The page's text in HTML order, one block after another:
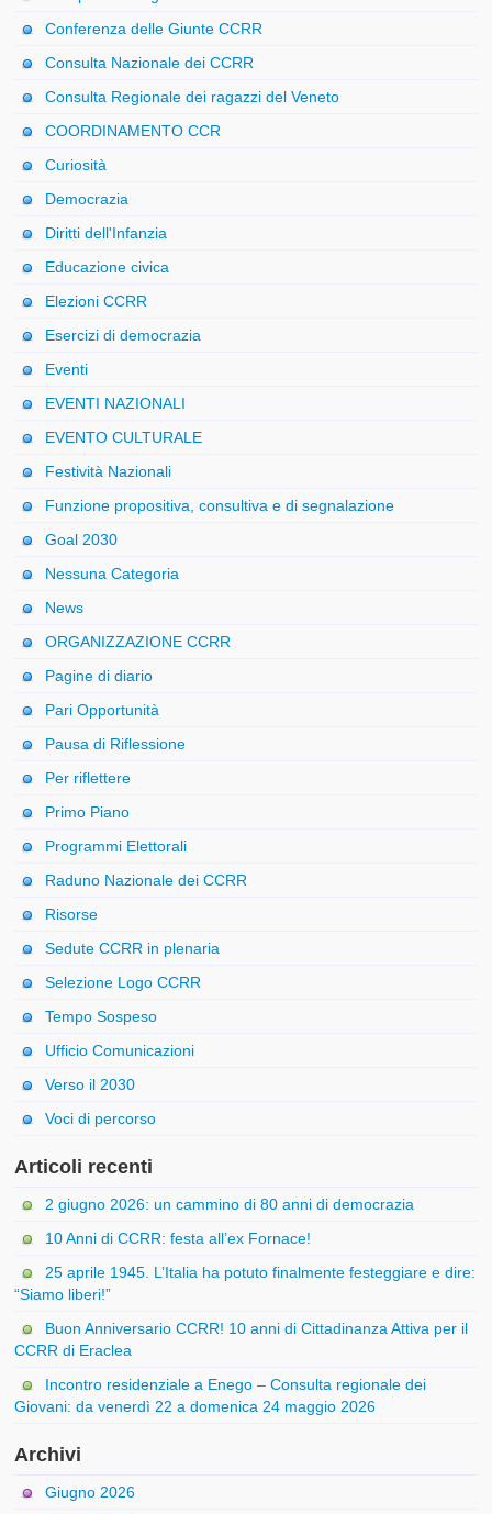
Conferenza delle Giunte CCRR
Consulta Nazionale dei CCRR
Consulta Regionale dei ragazzi del Veneto
COORDINAMENTO CCR
Curiosità
Democrazia
Diritti dell'Infanzia
Educazione civica
Elezioni CCRR
Esercizi di democrazia
Eventi
EVENTI NAZIONALI
EVENTO CULTURALE
Festività Nazionali
Funzione propositiva, consultiva e di segnalazione
Goal 2030
Nessuna Categoria
News
ORGANIZZAZIONE CCRR
Pagine di diario
Pari Opportunità
Pausa di Riflessione
Per riflettere
Primo Piano
Programmi Elettorali
Raduno Nazionale dei CCRR
Risorse
Sedute CCRR in plenaria
Selezione Logo CCRR
Tempo Sospeso
Ufficio Comunicazioni
Verso il 2030
Voci di percorso
Articoli recenti
2 giugno 2026: un cammino di 80 anni di democrazia
10 Anni di CCRR: festa all’ex Fornace!
25 aprile 1945. L’Italia ha potuto finalmente festeggiare e dire:
“Siamo liberi!”
Buon Anniversario CCRR! 10 anni di Cittadinanza Attiva per il
CCRR di Eraclea
Incontro residenziale a Enego – Consulta regionale dei
Giovani: da venerdì 22 a domenica 24 maggio 2026
Archivi
Giugno 2026